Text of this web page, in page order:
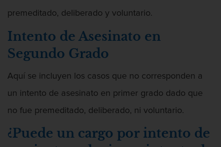
Fraude de Tarjeta de Crédito
Hurto Mayor
Abuso de ancianos y Adultos
premeditado, deliberado y voluntario.
Intento de Asesinato en
Segundo Grado
Aquí se incluyen los casos que no corresponden a
un intento de asesinato en primer grado dado que
no fue premeditado, deliberado, ni voluntario.
¿Puede un cargo por intento de